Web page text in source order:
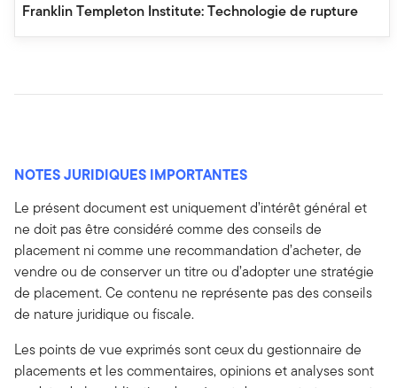
Franklin Templeton Institute: Technologie de rupture
NOTES JURIDIQUES IMPORTANTES
Le présent document est uniquement d’intérêt général et
ne doit pas être considéré comme des conseils de
placement ni comme une recommandation d’acheter, de
vendre ou de conserver un titre ou d’adopter une stratégie
de placement. Ce contenu ne représente pas des conseils
de nature juridique ou fiscale.
Les points de vue exprimés sont ceux du gestionnaire de
placements et les commentaires, opinions et analyses sont